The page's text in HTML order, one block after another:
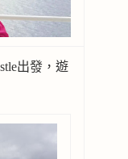
出發，遊